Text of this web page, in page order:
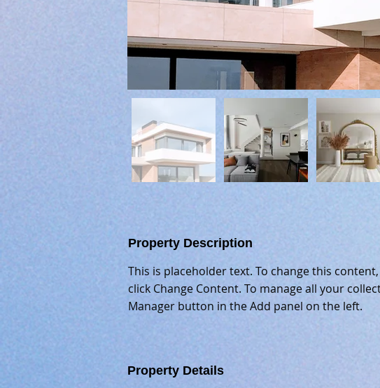
Property Description
This is placeholder text. To change this
click Change Content. To manage all your
Manager button in the Add panel on the left.
Property Details